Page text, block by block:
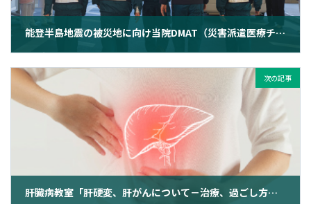
能登半島地震の被災地に向け当院DMAT（災害派遣医療チーム）が出動
2024年1月11日
次の記事
肝臓病教室「肝硬変、肝がんについて－治療、過ごし方、社会福祉制度、食事の工夫」（2024年9月10日 開催）